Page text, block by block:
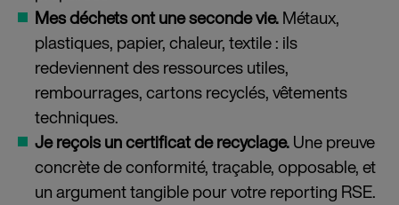
Mes déchets ont une seconde vie.Métaux,
plastiques, papier, chaleur, textile : ils
redeviennent des ressources utiles,
rembourrages, cartons recyclés, vêtements
techniques.
Je reçois un certificat de recyclage.Une preuve
concrète de conformité, traçable, opposable, et
un argument tangible pour votre reporting RSE.